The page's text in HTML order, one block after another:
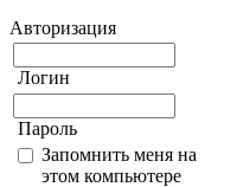
Авторизация
Логин
Пароль
Запомнить меня на
этом компьютере